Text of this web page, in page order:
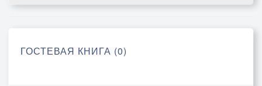
ГОСТЕВАЯ КНИГА (0)